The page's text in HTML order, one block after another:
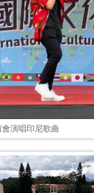
演唱印尼歌曲